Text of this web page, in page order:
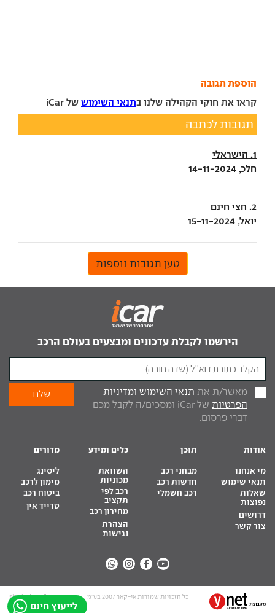
הוספת תגובה
קראו את חוקי הקהילה שלנו בתנאי השימוש של iCar
תגובות לכתבה
1. הישראלי
חלכ, 14-11-2024
2. חצי חינם
יואל, 15-11-2024
טען תגובות נוספות
לייעוץ חינם
הירשמו לקבלת עדכונים ומבצעים בעולם הרכב
מאשר/ת את תנאי השימוש ומדיניות
הפרטיות
של iCar ומסכים/ה לקבל מכם
דברי פרסום.
אודות
מי אנחנו
תנאי שימוש
שאלות
נפוצות
דרושים
צור קשר
תוכן
מבחני רכב
חדשות רכב
רכב חשמלי
כלים ומידע
השוואת
מכוניות
רכב לפי
תקציב
מחירון רכב
הצהרת
נגישות
מדורים
ליסינג
מימון לרכב
ביטוח רכב
טרייד אין
כל הזכויות שמורות אי-קאר 2007 בע”מ site by tq.soft